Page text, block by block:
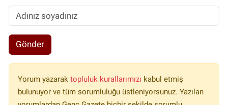
Gönder
Yorum yazarak topluluk kurallarımızı kabul etmiş
bulunuyor ve tüm sorumluluğu üstleniyorsunuz. Yazılan